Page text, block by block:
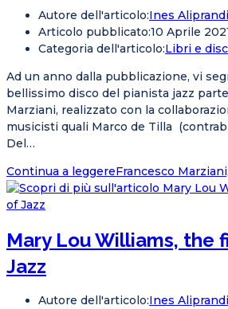
Autore dell'articolo:Ines Aliprandi
Articolo pubblicato:10 Aprile
Categoria dell'articolo:Libri e
Ad un anno dalla pubblicazione, vi
bellissimo disco del pianista jazz
Marziani, realizzato con la
musicisti quali Marco de Tilla
Del…
Continua a leggereFrancesco
Mary Lou Williams, the
Jazz
Autore dell'articolo:Ines Aliprandi